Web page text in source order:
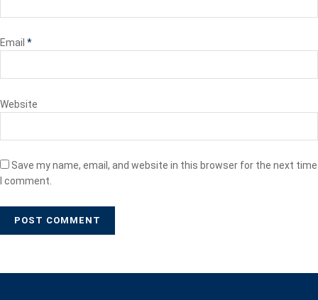
Email *
Website
Save my name, email, and website in this browser for the next time
I comment.